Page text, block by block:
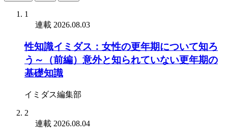
1
連載 2026.08.03
性知識イミダス：女性の更年期について知ろ
う～（前編）意外と知られていない更年期の
基礎知識
イミダス編集部
2
連載 2026.08.04